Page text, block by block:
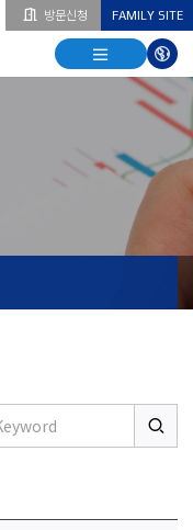
방문신청 FAMILY SITE
열기
열기
다국어
열기